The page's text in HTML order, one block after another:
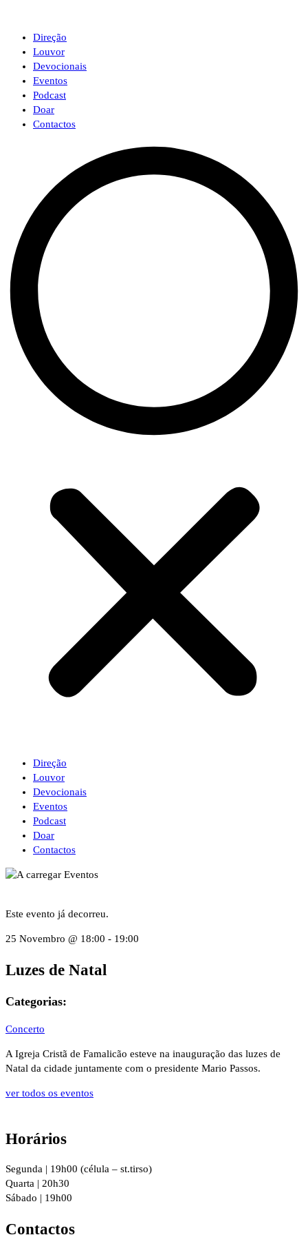
Direção
Louvor
Devocionais
Eventos
Podcast
Doar
Contactos
Direção
Louvor
Devocionais
Eventos
Podcast
Doar
Contactos
Este evento já decorreu.
25 Novembro @ 18:00 - 19:00
Luzes de Natal
Categorias:
Concerto
A Igreja Cristã de Famalicão esteve na inauguração das luzes de
Natal da cidade juntamente com o presidente Mario Passos.
ver todos os eventos
Horários
Segunda | 19h00 (célula – st.tirso)
Quarta | 20h30
Sábado | 19h00
Contactos